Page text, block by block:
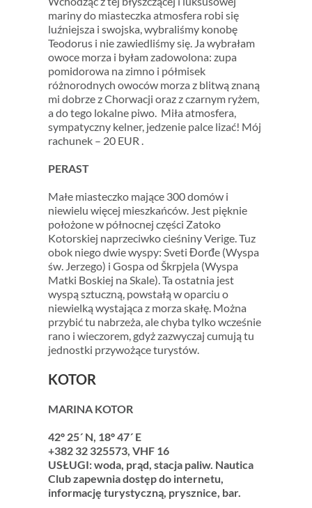
mariny do miasteczka atmosfera robi się
luźniejsza i swojska, wybraliśmy konobę
Teodorus i nie zawiedliśmy się. Ja wybrałam
owoce morza i byłam zadowolona: zupa
pomidorowa na zimno i półmisek
różnorodnych owoców morza z blitwą znaną
mi dobrze z Chorwacji oraz z czarnym ryżem,
a do tego lokalne piwo. Miła atmosfera,
sympatyczny kelner, jedzenie palce lizać! Mój
rachunek – 20 EUR .
PERAST
Małe miasteczko mające 300 domów i
niewielu więcej mieszkańców. Jest pięknie
położone w północnej części Zatoko
Kotorskiej naprzeciwko cieśniny Verige. Tuz
obok niego dwie wyspy: Sveti Đorđe (Wyspa
św. Jerzego) i Gospa od Škrpjela (Wyspa
Matki Boskiej na Skale). Ta ostatnia jest
wyspą sztuczną, powstałą w oparciu o
niewielką wystająca z morza skałę. Można
przybić tu nabrzeża, ale chyba tylko wcześnie
rano i wieczorem, gdyż zazwyczaj cumują tu
jednostki przywożące turystów.
KOTOR
MARINA KOTOR
42º 25´ N, 18º 47´ E
+382 32 325573, VHF 16
USŁUGI: woda, prąd, stacja paliw. Nautica
Club zapewnia dostęp do internetu,
informację turystyczną, prysznice, bar.